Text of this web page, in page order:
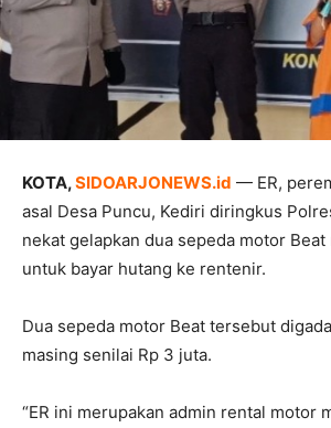
KOTA,SIDOARJONEWS.id — ER,
asal Desa Puncu, Kediri diringkus
nekat gelapkan dua sepeda motor
untuk bayar hutang ke rentenir.
Dua sepeda motor Beat tersebut
masing senilai Rp 3 juta.
“ER ini merupakan admin rental motor